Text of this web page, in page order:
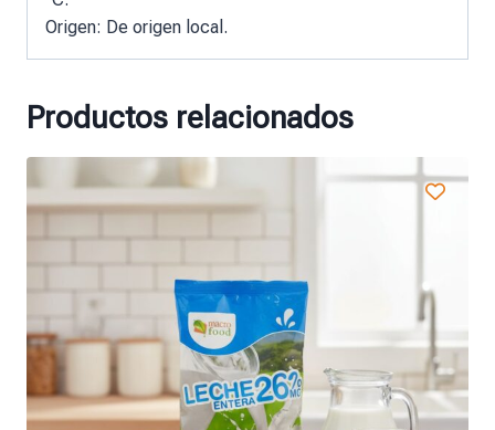
Origen: De origen local.
Productos relacionados